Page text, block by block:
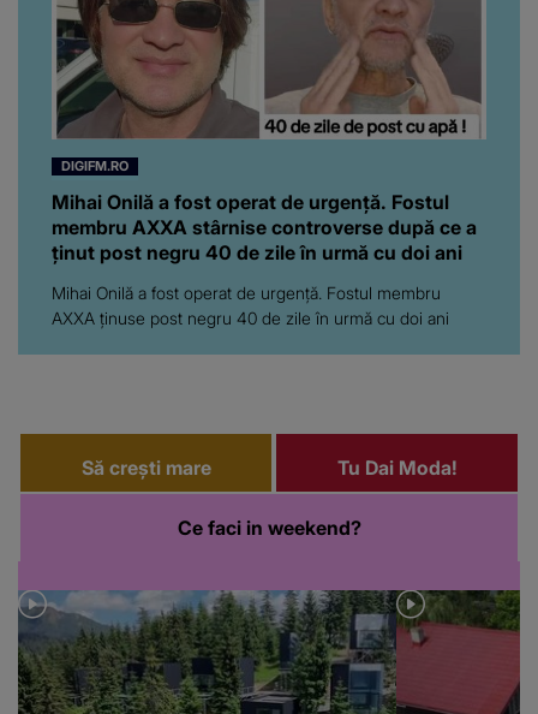
DIGIFM.RO
Mihai Onilă a fost operat de urgență. Fostul
membru AXXA stârnise controverse după ce a
ținut post negru 40 de zile în urmă cu doi ani
Mihai Onilă a fost operat de urgență. Fostul membru
AXXA ținuse post negru 40 de zile în urmă cu doi ani
Să crești mare Tu Dai Moda!
Ce faci in weekend?